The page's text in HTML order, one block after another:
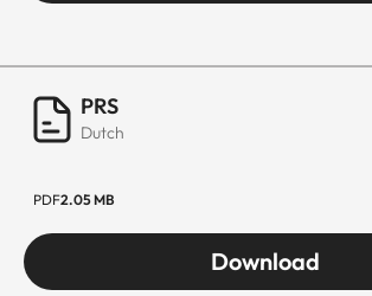
PRS
Dutch
PDF2.05 MB
Download